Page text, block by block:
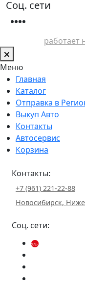
Соц. сети
работает
Меню
Главная
Каталог
Отправка в
Выкуп Авто
Контакты
Автосервис
Корзина
Контакты:
+7 (961) 221-22-88
Новосибирск,
Соц. сети: